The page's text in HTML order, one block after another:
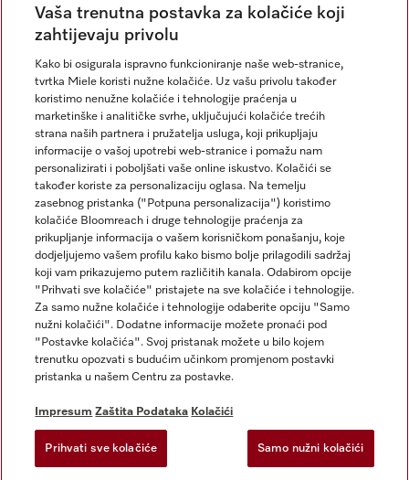
Newsletter
Impresum
Opći uvjeti
Zaštita podataka
Uvjeti Korištenja
Izjava o pristupačnosti
Zakon o digitalnim uslugama
Postavke kolačića
Miele na Instagramu
Miele na Facebooku
Vaša trenutna postavka za kolačiće koji
zahtijevaju privolu
Kako bi osigurala ispravno funkcioniranje naše web-stranice,
tvrtka Miele koristi nužne kolačiće. Uz vašu privolu također
koristimo nenužne kolačiće i tehnologije praćenja u
marketinške i analitičke svrhe, uključujući kolačiće trećih
strana naših partnera i pružatelja usluga, koji prikupljaju
informacije o vašoj upotrebi web-stranice i pomažu nam
personalizirati i poboljšati vaše online iskustvo. Kolačići se
također koriste za personalizaciju oglasa. Na temelju
zasebnog pristanka ("Potpuna personalizacija") koristimo
kolačiće Bloomreach i druge tehnologije praćenja za
prikupljanje informacija o vašem korisničkom ponašanju, koje
dodjeljujemo vašem profilu kako bismo bolje prilagodili sadržaj
koji vam prikazujemo putem različitih kanala. Odabirom opcije
"Prihvati sve kolačiće" pristajete na sve kolačiće i tehnologije.
Za samo nužne kolačiće i tehnologije odaberite opciju "Samo
nužni kolačići". Dodatne informacije možete pronaći pod
"Postavke kolačića". Svoj pristanak možete u bilo kojem
trenutku opozvati s budućim učinkom promjenom postavki
pristanka u našem Centru za postavke.
Impresum Zaštita Podataka Kolačići
Prihvati sve kolačiće Samo nužni kolačići